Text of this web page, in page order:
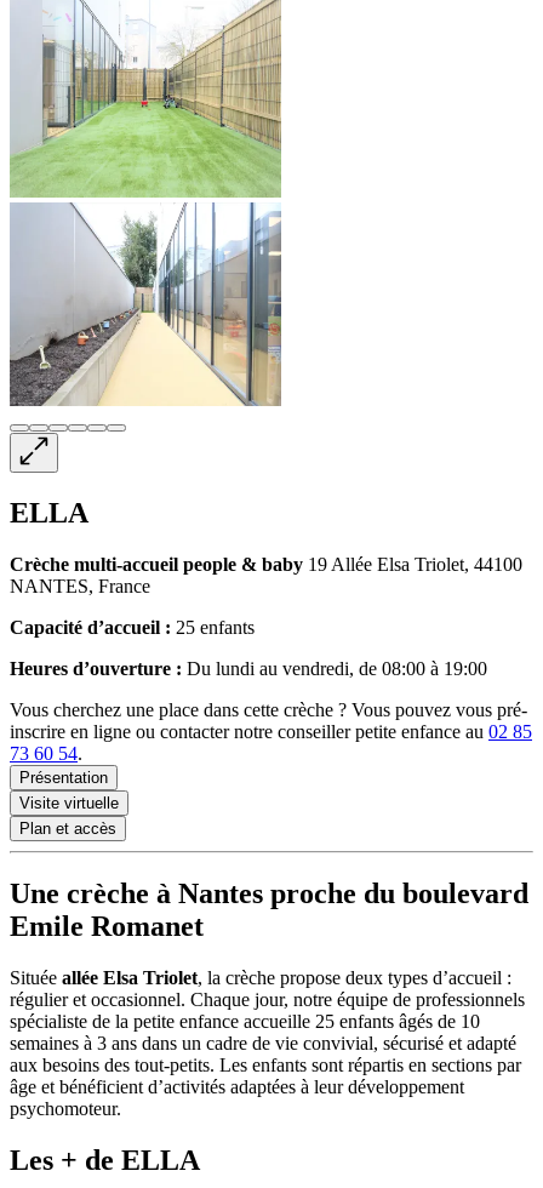
ELLA
Crèche multi-accueil people & baby 19 Allée Elsa Triolet, 44100
NANTES, France
Capacité d’accueil : 25 enfants
Heures d’ouverture : Du lundi au vendredi, de 08:00 à 19:00
Vous cherchez une place dans cette crèche ? Vous pouvez vous pré-
inscrire en ligne ou contacter notre conseiller petite enfance au 02 85
73 60 54.
Présentation
Visite virtuelle
Plan et accès
Une crèche à Nantes proche du boulevard
Emile Romanet
Située allée Elsa Triolet, la crèche propose deux types d’accueil :
régulier et occasionnel. Chaque jour, notre équipe de professionnels
spécialiste de la petite enfance accueille 25 enfants âgés de 10
semaines à 3 ans dans un cadre de vie convivial, sécurisé et adapté
aux besoins des tout-petits. Les enfants sont répartis en sections par
âge et bénéficient d’activités adaptées à leur développement
psychomoteur.
Les + de ELLA